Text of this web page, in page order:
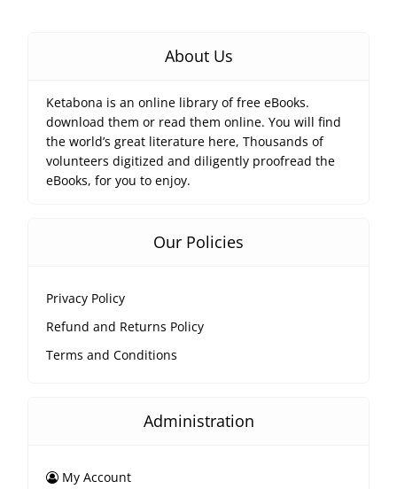
About Us
Ketabona is an online library of free eBooks.
download them or read them online. You will find
the world’s great literature here, Thousands of
volunteers digitized and diligently proofread the
eBooks, for you to enjoy.
Our Policies
Privacy Policy
Refund and Returns Policy
Terms and Conditions
Administration
My Account